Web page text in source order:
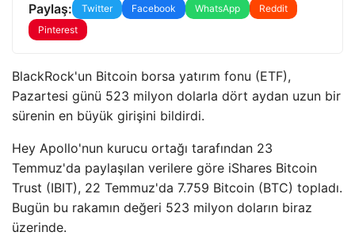
Paylaş: Twitter Facebook WhatsApp
Reddit
Pinterest
BlackRock'un Bitcoin borsa yatırım fonu (ETF),
Pazartesi günü 523 milyon dolarla dört aydan uzun bir
sürenin en büyük girişini bildirdi.
Hey Apollo'nun kurucu ortağı tarafından 23
Temmuz'da paylaşılan verilere göre iShares Bitcoin
Trust (IBIT), 22 Temmuz'da 7.759 Bitcoin (BTC) topladı.
Bugün bu rakamın değeri 523 milyon doların biraz
üzerinde.